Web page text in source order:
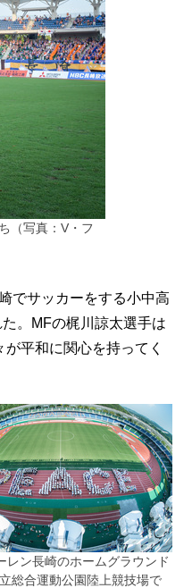
（写真：V・フ
でサッカーをする小中高
。MFの梶川諒太選手は
平和に関心を持ってく
レン長崎のホームグラウンド
総合運動公園陸上競技場で